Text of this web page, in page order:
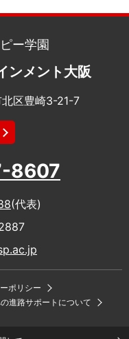
ー学園
ンメント大阪
区豊崎3-21-7
8607
(代表)
ポリシー
進路サポートについて